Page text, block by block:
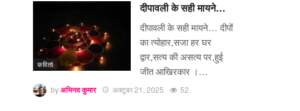
कविता
दीपावली के सही मायने…
दीपावली के सही मायने… दीपों
का त्योहार,सजा हर घर
द्वार,सत्य की असत्य पर,हुई
जीत आखिरकार ।…
byअभिनव कुमार अक्टूबर 21, 2025 52